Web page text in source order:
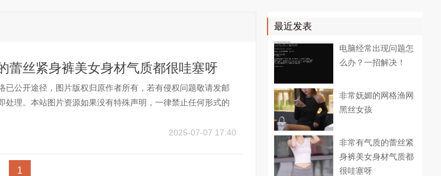
蕾丝紧身裤美女身材气质都很哇塞呀
已公开途径，图片版权归原作者所有，若有侵权问题敬请发邮
处理。本站图片资源如果没有特殊声明，一律禁止任何形式的
2025-07-07 17:40
1
最近发表
电脑经常出现问题怎
么办？一招解决！
非常妩媚的网格渔网
黑丝女孩
非常有气质的蕾丝紧
身裤美女身材气质都
很哇塞呀